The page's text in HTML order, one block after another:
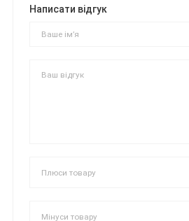
Написати відгук